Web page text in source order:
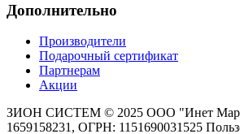
Дополнительно
Производители
Подарочный сертификат
Партнерам
Акции
ЗИОН СИСТЕМ © 2025 ООО "Инет
1659158231, ОГРН: 1151690031525